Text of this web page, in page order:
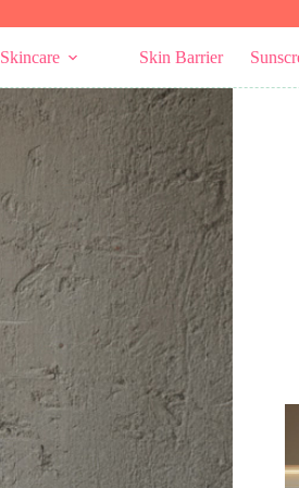
Skincare Skin Barrier